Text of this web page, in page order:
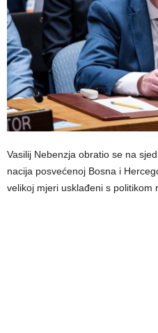
Vasilij Nebenzja obratio se na
nacija posvećenoj Bosna i
velikoj mjeri usklađeni s politikom